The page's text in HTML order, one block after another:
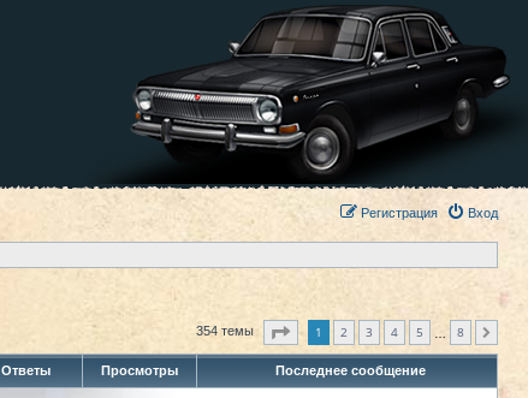
Вход
Регистрация
354 темы Страница из8
1 2 3 4 5 8
Ответы Просмотры Последнее сообщение